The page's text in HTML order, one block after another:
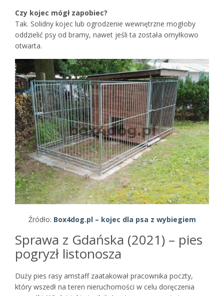
Czy kojec mógł zapobiec?
Tak. Solidny kojec lub ogrodzenie wewnętrzne mogłoby
oddzielić psy od bramy, nawet jeśli ta została omyłkowo
otwarta.
Źródło: Box4dog.pl – kojec dla psa z wybiegiem
Sprawa z Gdańska (2021) – pies
pogryzł listonosza
Duży pies rasy amstaff zaatakował pracownika poczty,
który wszedł na teren nieruchomości w celu doręczenia